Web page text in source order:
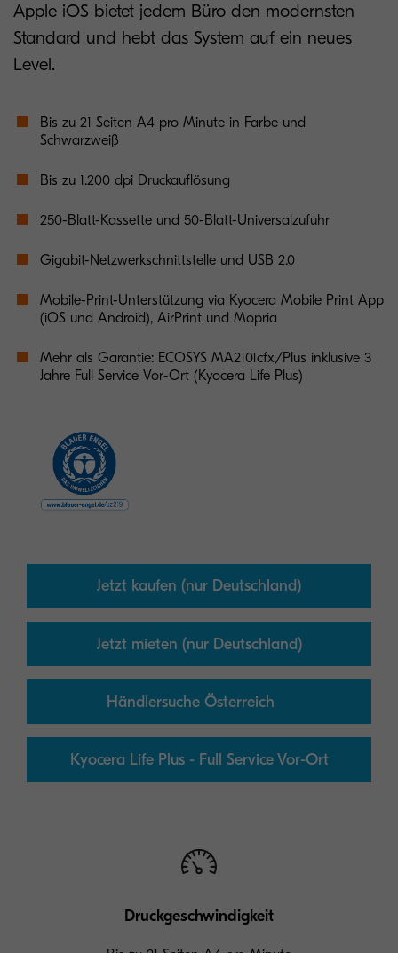
Apple iOS bietet jedem Büro den modernsten
Standard und hebt das System auf ein neues
Level.
Bis zu 21 Seiten A4 pro Minute in Farbe und
Schwarzweiß
Bis zu 1.200 dpi Druckauflösung
250-Blatt-Kassette und 50-Blatt-Universalzufuhr
Gigabit-Netzwerkschnittstelle und USB 2.0
Mobile-Print-Unterstützung via Kyocera Mobile Print App
(iOS und Android), AirPrint und Mopria
Mehr als Garantie: ECOSYS MA2101cfx/Plus inklusive 3
Jahre Full Service Vor-Ort (Kyocera Life Plus)
Jetzt kaufen (nur Deutschland)
Jetzt mieten (nur Deutschland)
Händlersuche Österreich
Kyocera Life Plus - Full Service Vor-Ort
Druckgeschwindigkeit